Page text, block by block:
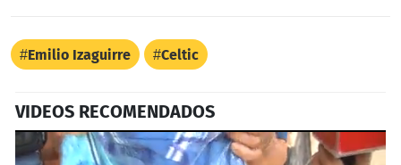
Emilio Izaguirre Celtic
VIDEOS RECOMENDADOS